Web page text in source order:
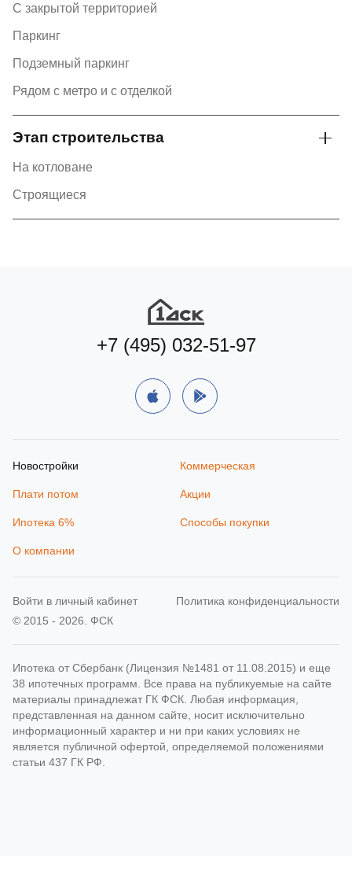
С закрытой территорией
Паркинг
Подземный паркинг
Рядом с метро и с отделкой
Этап строительства
На котловане
Строящиеся
+7 (495) 032-51-97
Новостройки Коммерческая
Плати потом Акции
Ипотека 6% Способы покупки
О компании
© 2015 - 2026. ФСК
Политика конфиденциальности
Ипотека от Сбербанк (Лицензия №1481 от 11.08.2015) и еще
38 ипотечных программ. Все права на публикуемые на сайте
материалы принадлежат ГК ФСК. Любая информация,
представленная на данном сайте, носит исключительно
информационный характер и ни при каких условиях не
является публичной офертой, определяемой положениями
статьи 437 ГК РФ.
Войти в личный кабинет